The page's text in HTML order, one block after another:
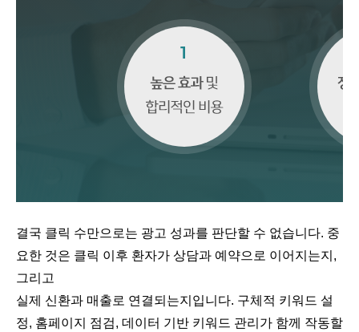
결국 클릭 수만으로는 광고 성과를 판단할 수 없습니다. 중
요한 것은 클릭 이후 환자가 상담과 예약으로 이어지는지,
그리고
실제 신환과 매출로 연결되는지입니다. 구체적 키워드 설
정, 홈페이지 점검, 데이터 기반 키워드 관리가 함께 작동할